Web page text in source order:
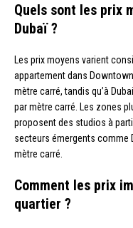
Quels sont les prix
Dubaï ?
Les prix moyens varient
appartement dans
mètre carré, tandis qu’à
par mètre carré. Les zones
proposent des studios à
secteurs émergents comme
mètre carré.
Comment les prix
quartier ?